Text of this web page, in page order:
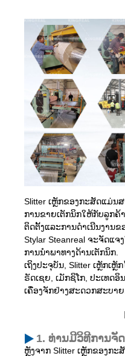
Slitter ເຫຼັກຂອງກະສັດແມ່ນ
ການຂາຍເຕັກນິກໃຫ້ກັບລູກຄ້
ຕິດຕັ້ງແລະການດໍາເນີນງານຂ
Stylar Steanreal ຈະຈັດແ
ການນໍາພາທາງດ້ານເຕັກນິກ.
ເຖິງປະຈຸບັນ, Slitter ເຫຼັກເ
ຣັດເຊຍ, ເມັກຊິໂກ, ປະເທດອິ
ເຄື່ອງຈັກຢ່າງສະດວກສະບາຍ.
1. ທ່ານມີວິທີການຈັ
ຫຼັງຈາກ Slitter ເຫຼັກຂອງກະ